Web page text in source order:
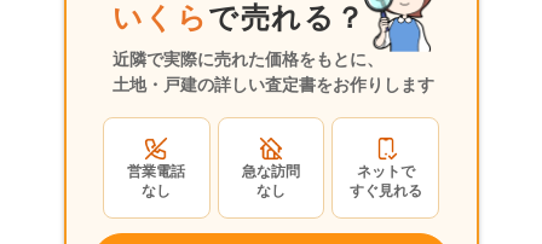
古家あり 土地面積: 193㎡
不動産システム株式会社 松江駅前店
300万円
島根県松江市春日町
いくらで売れる？
近隣で実際に売れた価格をもとに、
土地・戸建の詳しい査定書をお作りします
営業電話
なし
急な訪問
なし
ネットで
すぐ見れる